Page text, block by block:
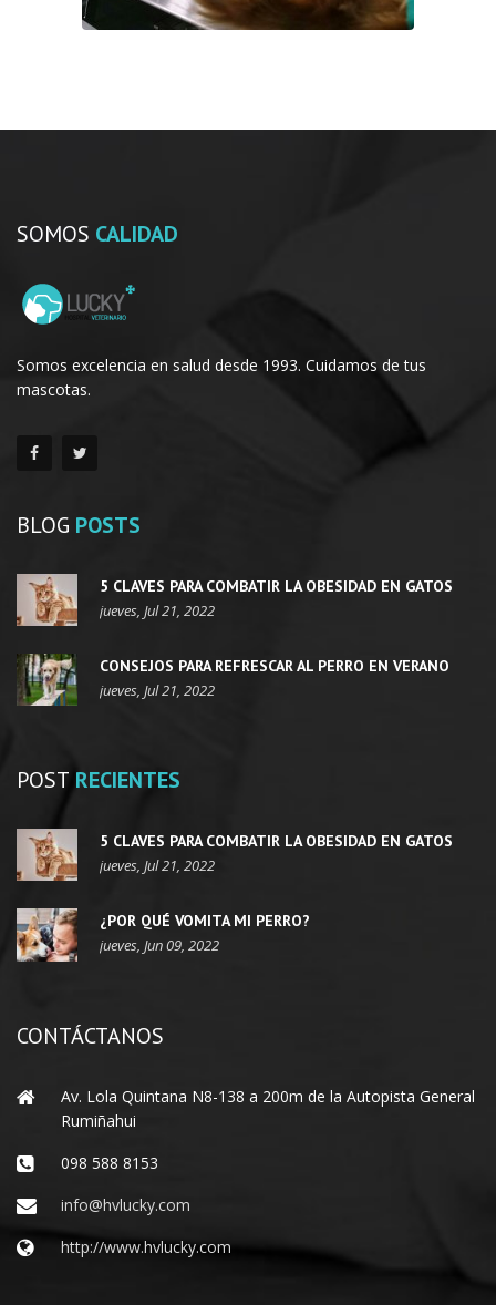
SOMOS CALIDAD
Somos excelencia en salud desde 1993. Cuidamos de tus
mascotas.
BLOG POSTS
5 CLAVES PARA COMBATIR LA OBESIDAD EN GATOS
jueves, Jul 21, 2022
CONSEJOS PARA REFRESCAR AL PERRO EN VERANO
jueves, Jul 21, 2022
POST RECIENTES
5 CLAVES PARA COMBATIR LA OBESIDAD EN GATOS
jueves, Jul 21, 2022
¿POR QUÉ VOMITA MI PERRO?
jueves, Jun 09, 2022
CONTÁCTANOS
Av. Lola Quintana N8-138 a 200m de la Autopista General
Rumiñahui
098 588 8153
info@hvlucky.com
http://www.hvlucky.com